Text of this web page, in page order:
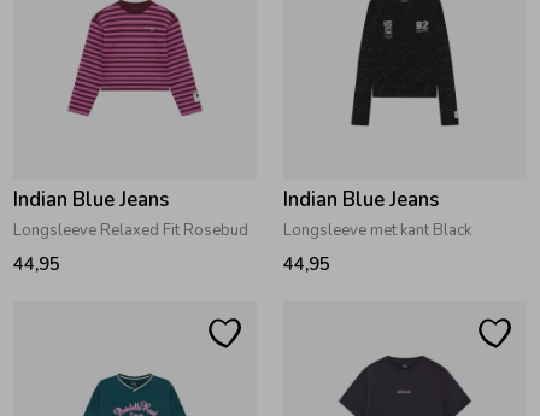
Indian Blue Jeans
Longsleeve Relaxed Fit Rosebud
44,95
Indian Blue Jeans
Longsleeve met kant Black
44,95